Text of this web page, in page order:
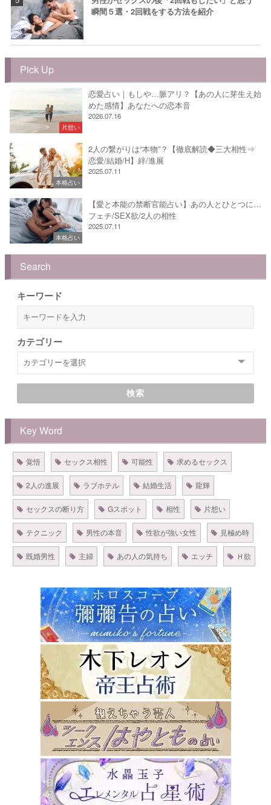
瞬間５選・2回戦をする方法を紹介
Pick Up
片想い
恋愛占い｜もしや…脈アリ？【あの人に芽生え始
めた感情】あなたへの恋本音
2026.07.16
本格占い
2人の繋がりは“本物”？【徹底解読◆三大相性⇒
恋愛/結婚/H】絆/進展
2025.07.11
本格占い
【愛と本能の禁断官能占い】あの人とひとつに…
フェチ/SEX欲/2人の相性
2025.07.11
Search
キーワード
カテゴリー
検索
Key Word
覚悟 セックス相性 可能性 求めるセックス
2人の進展 ラブホテル 結婚生活 龍輝
セックスの断り方 Gスポット 相性 片想い
テクニック 男性の本音 性欲が強い女性 見極め時
既婚男性 主婦 あの人の気持ち エッチ Ｈ欲